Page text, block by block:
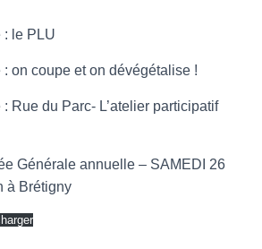
: le PLU
on coupe et on dévégétalise !
Rue du Parc- L’atelier participatif
Générale annuelle – SAMEDI 26
à Brétigny